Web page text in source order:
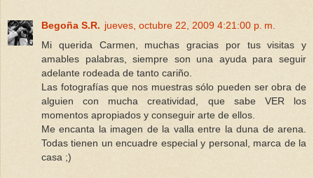
Begoña S.R. jueves, octubre 22, 2009 4:21:00 p. m.
Mi querida Carmen, muchas gracias por tus visitas y
amables palabras, siempre son una ayuda para seguir
adelante rodeada de tanto cariño.
Las fotografías que nos muestras sólo pueden ser obra de
alguien con mucha creatividad, que sabe VER los
momentos apropiados y conseguir arte de ellos.
Me encanta la imagen de la valla entre la duna de arena.
Todas tienen un encuadre especial y personal, marca de la
casa ;)